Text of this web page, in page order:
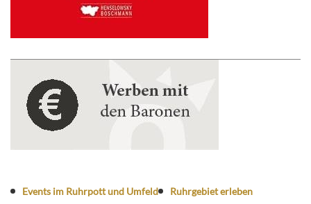
Events im Ruhrpott und Umfeld Ruhrgebiet erleben